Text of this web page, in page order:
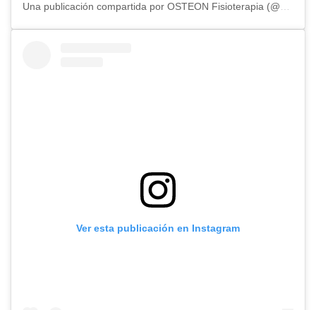
Una publicación compartida por OSTEON Fisioterapia (@osteonfisioterapia)
Ver esta publicación en Instagram